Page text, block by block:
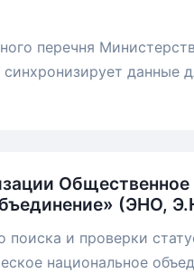
перечня
данные
(ЭНО,
и проверки
национальное